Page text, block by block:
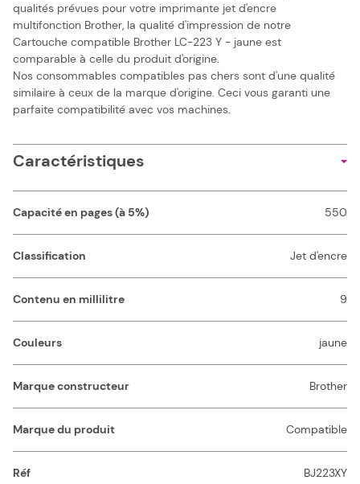
qualités prévues pour votre imprimante jet d'encre
multifonction Brother, la qualité d'impression de notre
Cartouche compatible Brother LC-223 Y - jaune est
comparable à celle du produit d'origine.
Nos consommables compatibles pas chers sont d'une qualité
similaire à ceux de la marque d'origine. Ceci vous garanti une
parfaite compatibilité avec vos machines.
Caractéristiques
Capacité en pages (à 5%) 550
Classification Jet d'encre
Contenu en millilitre 9
Couleurs jaune
Marque constructeur Brother
Marque du produit Compatible
Réf BJ223XY